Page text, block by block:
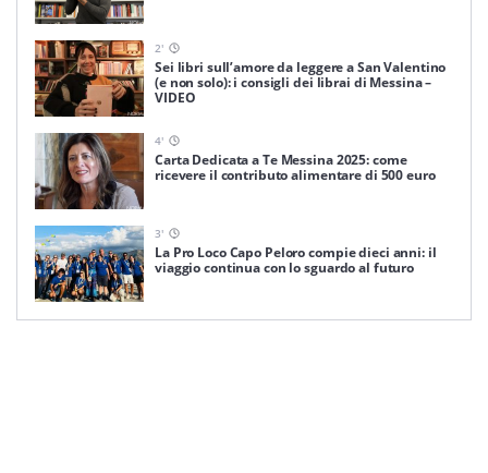
2'
Sei libri sull’amore da leggere a San Valentino
(e non solo): i consigli dei librai di Messina –
VIDEO
4'
Carta Dedicata a Te Messina 2025: come
ricevere il contributo alimentare di 500 euro
3'
La Pro Loco Capo Peloro compie dieci anni: il
viaggio continua con lo sguardo al futuro